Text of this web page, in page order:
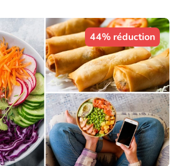
44% réduction